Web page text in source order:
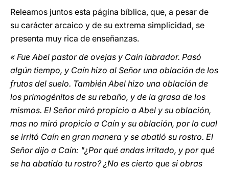
Releamos juntos esta página bíblica, que, a pesar de
su carácter arcaico y de su extrema simplicidad, se
presenta muy rica de enseñanzas.
« Fue Abel pastor de ovejas y Caín labrador. Pasó
algún tiempo, y Caín hizo al Señor una oblación de los
frutos del suelo. También Abel hizo una oblación de
los primogénitos de su rebaño, y de la grasa de los
mismos. El Señor miró propicio a Abel y su oblación,
mas no miró propicio a Caín y su oblación, por lo cual
se irritó Caín en gran manera y se abatió su rostro. El
Señor dijo a Caín: "¿Por qué andas irritado, y por qué
se ha abatido tu rostro? ¿No es cierto que si obras